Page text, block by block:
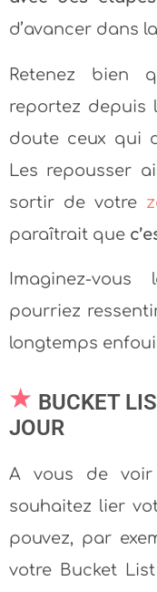
d’avancer dans
Retenez bien
reportez depuis
doute ceux qui
Les repousser
sortir de votre
paraîtrait que
Imaginez-
pourriez
longtemps
BUCKET
JOUR
A vous de voir
souhaitez lier
pouvez, par
votre Bucket